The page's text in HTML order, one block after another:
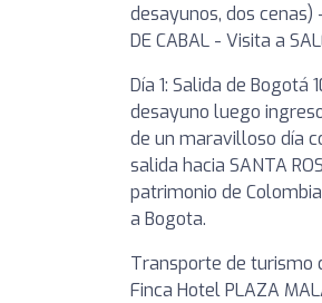
desayunos, dos cenas)
DE CABAL - Visita a
Día 1: Salida de Bogotá
desayuno luego
de un maravilloso día
salida hacia SANTA
patrimonio de
a Bogota.
Transporte de turismo
Finca Hotel PLAZA